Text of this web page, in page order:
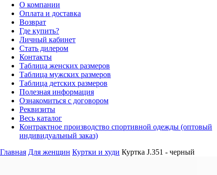
О компании
Оплата и доставка
Возврат
Где купить?
Личный кабинет
Стать дилером
Контакты
Таблица женских размеров
Таблица мужских размеров
Таблица детских размеров
Полезная информация
Ознакомиться с договором
Реквизиты
Весь каталог
Контрактное производство спортивной одежды (оптовый
индивидуальный заказ)
Главная Для женщин Куртки и худи Куртка J.351 - черный